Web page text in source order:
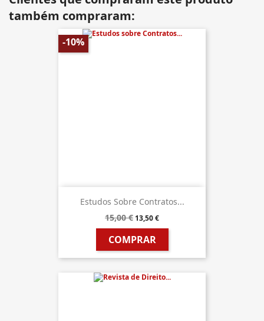
também compraram:
Estudos Sobre Contratos...
15,00 € 13,50 €
COMPRAR
-10%